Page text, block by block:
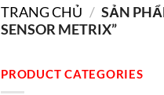
TRANG CHỦ / SẢN
SENSOR METRIX”
PRODUCT CATEGORIES